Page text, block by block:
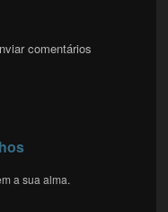
comentários
a sua alma.